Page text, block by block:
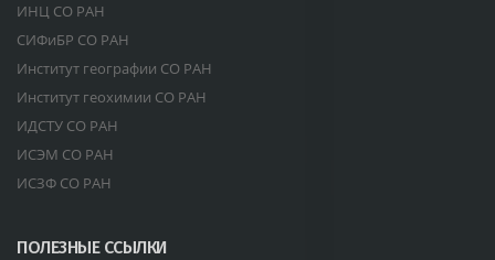
ИНЦ СО РАН
СИФиБР СО РАН
Институт географии СО РАН
Институт геохимии СО РАН
ИДСТУ СО РАН
ИСЭМ СО РАН
ИСЗФ СО РАН
ПОЛЕЗНЫЕ ССЫЛКИ